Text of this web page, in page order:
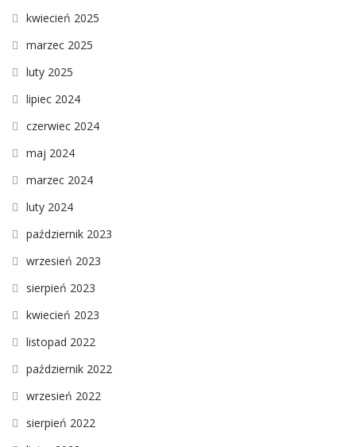
kwiecień 2025
marzec 2025
luty 2025
lipiec 2024
czerwiec 2024
maj 2024
marzec 2024
luty 2024
październik 2023
wrzesień 2023
sierpień 2023
kwiecień 2023
listopad 2022
październik 2022
wrzesień 2022
sierpień 2022